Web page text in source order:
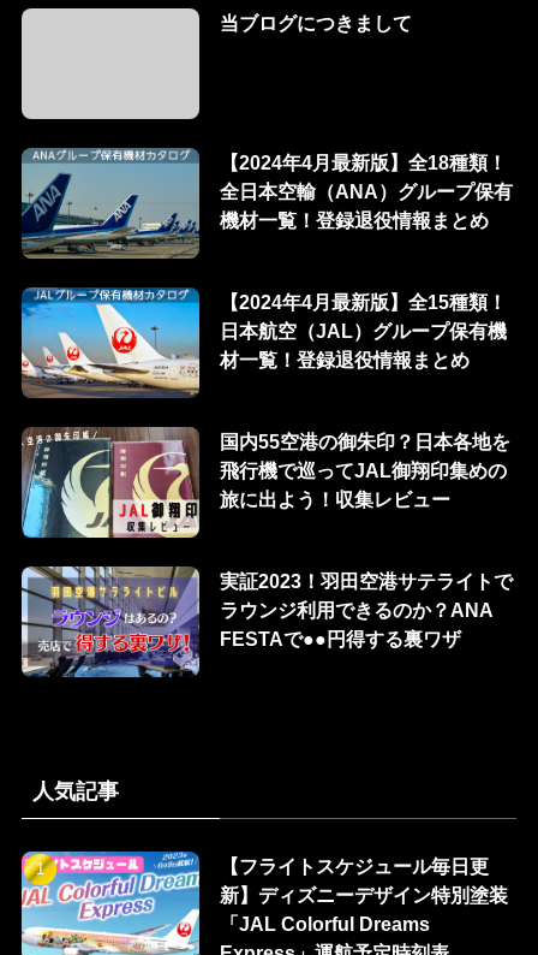
当ブログにつきまして
【2024年4月最新版】全18種類！
全日本空輸（ANA）グループ保有
機材一覧！登録退役情報まとめ
【2024年4月最新版】全15種類！
日本航空（JAL）グループ保有機
材一覧！登録退役情報まとめ
国内55空港の御朱印？日本各地を
飛行機で巡ってJAL御翔印集めの
旅に出よう！収集レビュー
実証2023！羽田空港サテライトで
ラウンジ利用できるのか？ANA
FESTAで●●円得する裏ワザ
人気記事
【フライトスケジュール毎日更
新】ディズニーデザイン特別塗装
「JAL Colorful Dreams